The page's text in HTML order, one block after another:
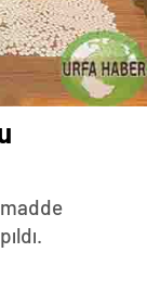
madde